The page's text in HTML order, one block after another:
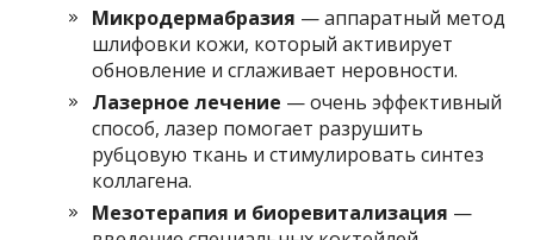
Микродермабразия — аппаратный метод
шлифовки кожи, который активирует
обновление и сглаживает неровности.
Лазерное лечение — очень эффективный
способ, лазер помогает разрушить
рубцовую ткань и стимулировать синтез
коллагена.
Мезотерапия и биоревитализация —